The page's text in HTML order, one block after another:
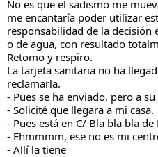
No es que el sadismo me
me encantaría poder utilizar
responsabilidad de la decisión
o de agua, con resultado
Retomo y respiro.
La tarjeta sanitaria no ha
reclamarla.
- Pues se ha enviado, pero a
- Solicité que llegara a mi casa.
- Pues está en C/ Bla bla bla
- Ehmmmm, ese no es mi
- Allí la tiene